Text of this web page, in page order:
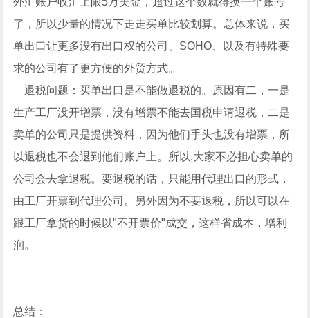
了，所以少量的情况下走走买单比较划算。总体来说，买
单出口让更多没有出口权的公司、SOHO、以及有特殊要
求的公司有了更方便的外贸方式。
退税问题：买单出口是不能做退税的。原因有二，一是
生产工厂没开增票，没有增票不能去国税申请退税，二是
卖单的公司只是提供资料，因为他们手头也没有增票，所
以退税也不会退到他们账户上。所以,大家不必担心卖单的
公司会去拿退税。要退税的话，只能用代理出口的形式，
由工厂开票到代理公司。另外因为不要退税，所以可以在
跟工厂拿货的时候以"不开票价"成交，这样省成本，增利
润。
总结：